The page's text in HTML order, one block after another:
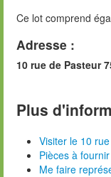
Ce lot comprend
Adresse :
10 rue de Pasteur
Plus
Visiter le 10
Pièces à
Me faire